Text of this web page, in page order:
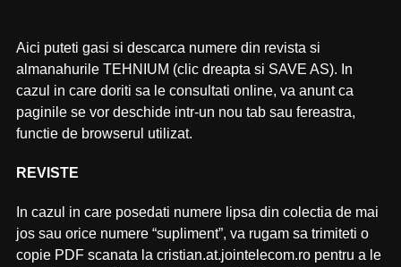
Aici puteti gasi si descarca numere din revista si
almanahurile TEHNIUM (clic dreapta si SAVE AS). In
cazul in care doriti sa le consultati online, va anunt ca
paginile se vor deschide intr-un nou tab sau fereastra,
functie de browserul utilizat.
REVISTE
In cazul in care posedati numere lipsa din colectia de mai
jos sau orice numere “supliment”, va rugam sa trimiteti o
copie PDF scanata la cristian.at.jointelecom.ro pentru a le